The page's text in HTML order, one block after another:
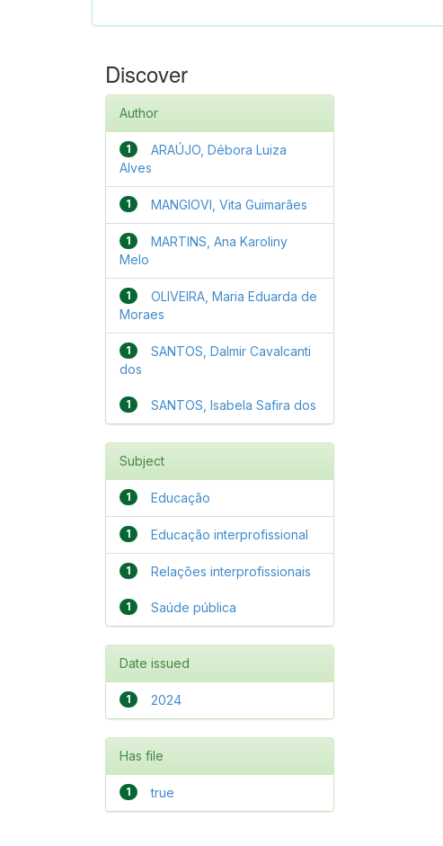
Discover
Author
1
ARAÚJO, Débora Luiza
Alves
1 MANGIOVI, Vita Guimarães
1
MARTINS, Ana Karoliny
Melo
1
OLIVEIRA, Maria Eduarda de
Moraes
1
SANTOS, Dalmir Cavalcanti
dos
1 SANTOS, Isabela Safira dos
Subject
1 Educação
1 Educação interprofissional
1 Relações interprofissionais
1 Saúde pública
Date issued
1 2024
Has file
1 true